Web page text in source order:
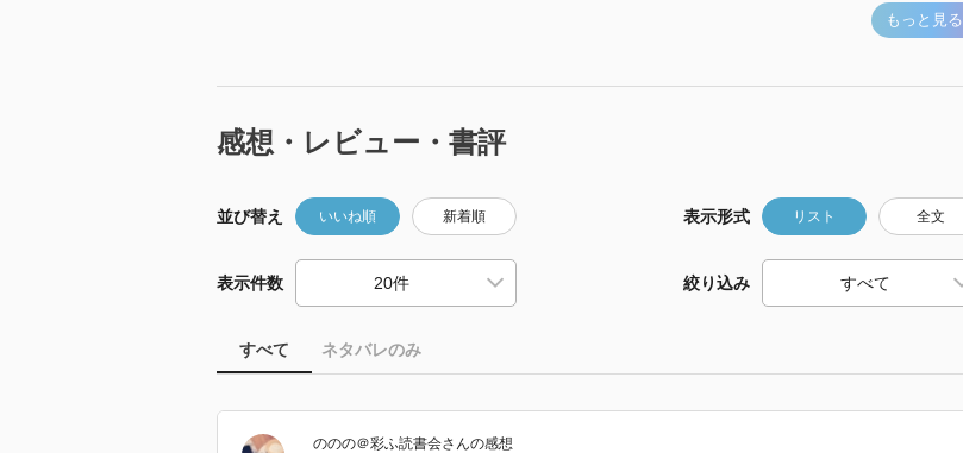
もっと見る
感想・レビュー・書評
並び替え いいね順 新着順 表示形式 リスト 全文
表示件数 絞り込み
すべて ネタバレのみ
ののの＠彩ふ読書会さんの感想